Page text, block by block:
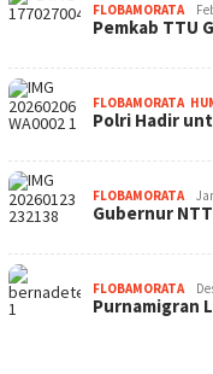
FLOBAMORATA
Pemkab TTU
FLOBAMORATA,
Polri Hadir
FLOBAMORATA
Gubernur
FLOBAMORATA
Purnamigran